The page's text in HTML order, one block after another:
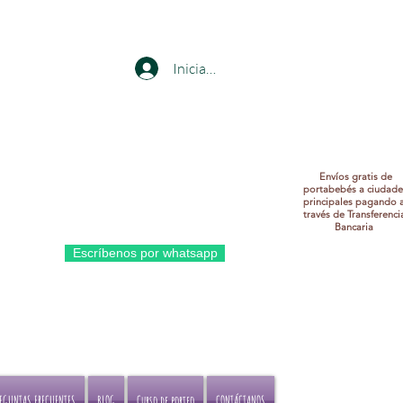
Iniciar sesión
Escríbenos por whatsapp
Envíos gratis de
portabebés a
principales pagando
través de
Bancaria